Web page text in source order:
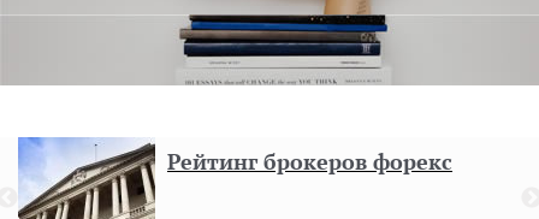
Рейтинг брокеров форекс